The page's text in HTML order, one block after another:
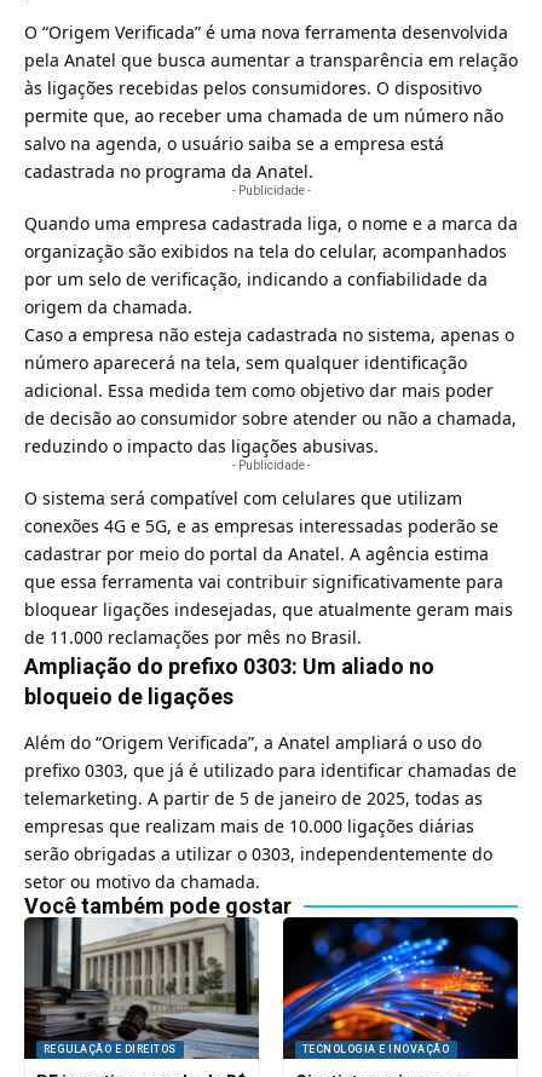
O “Origem Verificada” é uma nova ferramenta desenvolvida
pela Anatel que busca aumentar a transparência em relação
às ligações recebidas pelos consumidores. O dispositivo
permite que, ao receber uma chamada de um número não
salvo na agenda, o usuário saiba se a empresa está
cadastrada no programa da Anatel.
- Publicidade -
Quando uma empresa cadastrada liga, o nome e a marca da
organização são exibidos na tela do celular, acompanhados
por um selo de verificação, indicando a confiabilidade da
origem da chamada.
Caso a empresa não esteja cadastrada no sistema, apenas o
número aparecerá na tela, sem qualquer identificação
adicional. Essa medida tem como objetivo dar mais poder
de decisão ao consumidor sobre atender ou não a chamada,
reduzindo o impacto das ligações abusivas.
- Publicidade -
O sistema será compatível com celulares que utilizam
conexões 4G e 5G, e as empresas interessadas poderão se
cadastrar por meio do portal da Anatel. A agência estima
que essa ferramenta vai contribuir significativamente para
bloquear ligações indesejadas, que atualmente geram mais
de 11.000 reclamações por mês no Brasil.
Ampliação do prefixo 0303: Um aliado no
bloqueio de ligações
Além do “Origem Verificada”, a Anatel ampliará o uso do
prefixo 0303, que já é utilizado para identificar chamadas de
telemarketing. A partir de 5 de janeiro de 2025, todas as
empresas que realizam mais de 10.000 ligações diárias
serão obrigadas a utilizar o 0303, independentemente do
setor ou motivo da chamada.
Você também pode gostar
REGULAÇÃO E DIREITOS TECNOLOGIA E INOVAÇÃO